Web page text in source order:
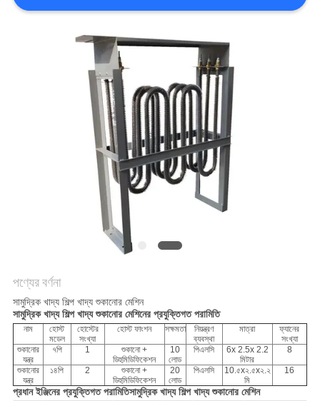
খবর
গোপনীয়তা
নীতি
পণ্যের বর্ণনা
সামুদ্রিক খাদ্য শিল্প খাদ্য শুকানোর মেশিন
সামুদ্রিক খাদ্য শিল্প খাদ্য শুকানোর মেশিনের প্রযুক্তিগত পরামিতি
নাম
হোস্ট
মডেল
হোস্টের
সংখ্যা
হোস্ট ফাংশন সক্ষমতা
নিয়ন্ত্রণ
ব্যবস্থা
মাত্রা
ফ্যানের
সংখ্যা
শুকানোর
যন্ত্র
৭পি 1
শুকানো +
ডিহুমিডিফিকেশন
10
লোড
পিএলসি
6x 2.5x 2.2
মিটার
8
শুকানোর
যন্ত্র
১৪পি 2
শুকানো +
ডিহুমিডিফিকেশন
20
লোড
পিএলসি
10.৫x২.৫x২.২
মি
16
প্রধান ইঞ্জিনের প্রযুক্তিগত পরামিতিসামুদ্রিক খাদ্য শিল্প খাদ্য শুকানোর মেশিন